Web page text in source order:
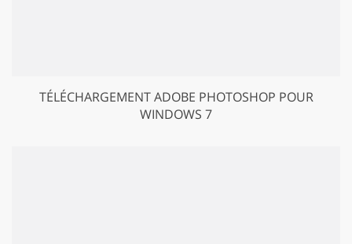
TÉLÉCHARGEMENT ADOBE PHOTOSHOP POUR
WINDOWS 7